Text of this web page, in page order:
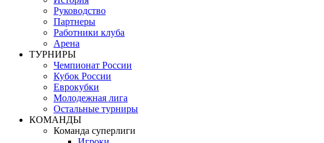
Руководство
Партнеры
Работники клуба
Арена
ТУРНИРЫ
Чемпионат России
Кубок России
Еврокубки
Молодежная лига
Остальные турниры
КОМАНДЫ
Команда суперлиги